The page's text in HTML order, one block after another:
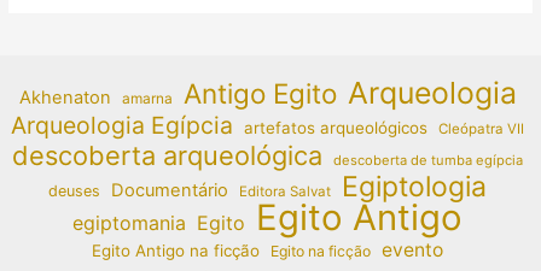
Akhenaton amarna Antigo Egito Arqueologia
Arqueologia Egípcia artefatos arqueológicos Cleópatra VII
descoberta arqueológica descoberta de tumba egípcia
deuses Documentário Editora Salvat Egiptologia
egiptomania Egito Egito Antigo
Egito Antigo na ficção Egito na ficção evento